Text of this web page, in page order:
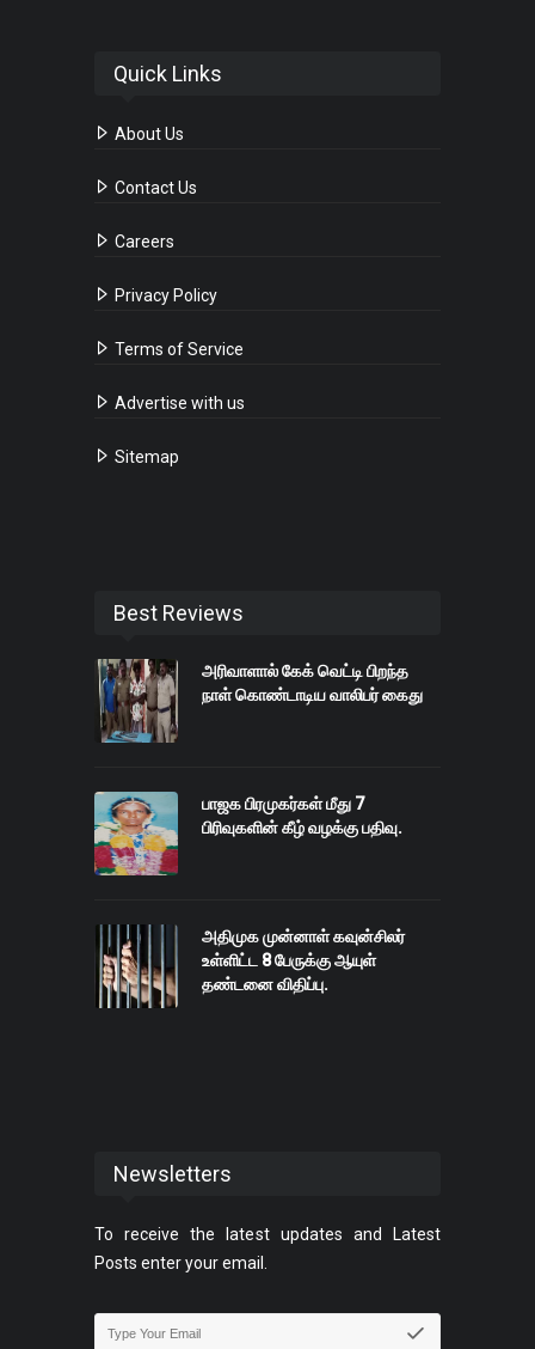
Quick Links
About Us
Contact Us
Careers
Privacy Policy
Terms of Service
Advertise with us
Sitemap
Best Reviews
அரிவாளால் கேக் வெட்டி பிறந்த
நாள் கொண்டாடிய வாலிபர் கைது
பாஜக பிரமுகர்கள் மீது 7
பிரிவுகளின் கீழ் வழக்கு பதிவு.
அதிமுக முன்னாள் கவுன்சிலர்
உள்ளிட்ட 8 பேருக்கு ஆயுள்
தண்டனை விதிப்பு.
Newsletters
To receive the latest updates and Latest
Posts enter your email.